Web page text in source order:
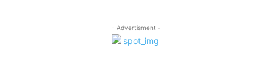
- Advertisment -